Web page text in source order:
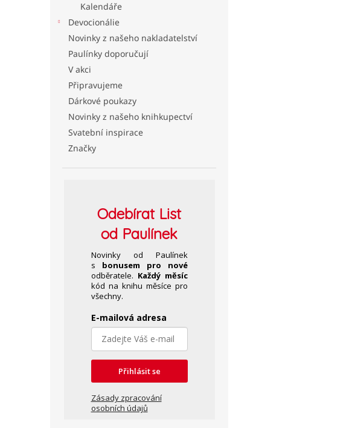
Kalendáře
Devocionálie
Novinky z našeho nakladatelství
Paulínky doporučují
V akci
Připravujeme
Dárkové poukazy
Novinky z našeho knihkupectví
Svatební inspirace
Značky
OdebíratList
od Paulínek
Novinky od Paulínek
s bonusem pro nové
odběratele. Každý měsíc
kód na knihu měsíce pro
všechny.
E-mailová adresa
Přihlásit se
Zásady zpracování
osobních údajů